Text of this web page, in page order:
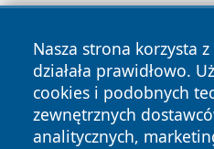
Nasza strona korzysta
działała prawidłowo.
cookies i podobnych
zewnętrznych
analitycznych,
Copyright © 2026
zastrzeżone.